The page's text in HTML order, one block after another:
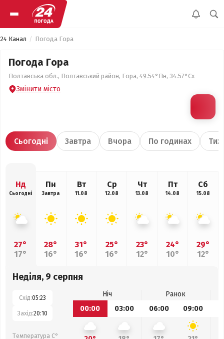
24 Канал Погода Гора
Погода Гора
Полтавська обл., Полтавський район, Гора, 49.54°Пн, 34.57°Сх
Змінити місто
Сьогодні Завтра Вчора По годинах
Нд
Сьогодні
27°
17°
Пн
Завтра
28°
16°
Вт
11.08
31°
16°
Ср
12.08
25°
16°
Чт
13.08
23°
12°
Пт
14.08
24°
10°
Сб
15.08
29°
12°
Неділя, 9 серпня
Схід:05:23
Захід:20:10
Температура С°
Ніч
Ранок
00:00
03:00 06:00 09:00